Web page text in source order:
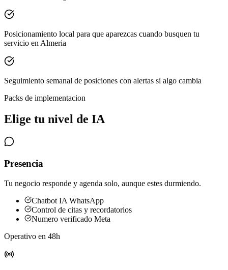
Posicionamiento local para que aparezcas cuando busquen tu
servicio en Almeria
Seguimiento semanal de posiciones con alertas si algo cambia
Packs de implementacion
Elige tu nivel de IA
Presencia
Tu negocio responde y agenda solo, aunque estes durmiendo.
Chatbot IA WhatsApp
Control de citas y recordatorios
Numero verificado Meta
Operativo en 48h